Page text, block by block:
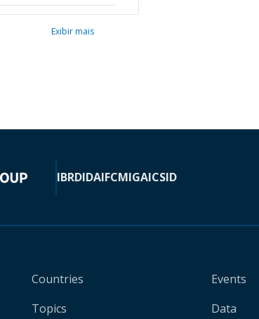
Exibir mais
IBRDIDAIFCMIGAICSID
Countries
Topics
Events
Data